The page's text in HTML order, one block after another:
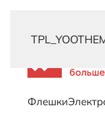
Флешки